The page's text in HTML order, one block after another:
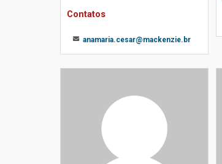
Contatos
anamaria.cesar@mackenzie.br